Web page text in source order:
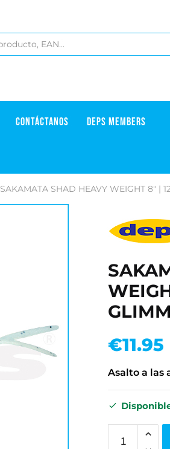
CONTÁCTANOS DEPS MEMBERS
SAKAMATA SHAD HEAVY WEIGHT 8" |
€11.95
Asalto a las